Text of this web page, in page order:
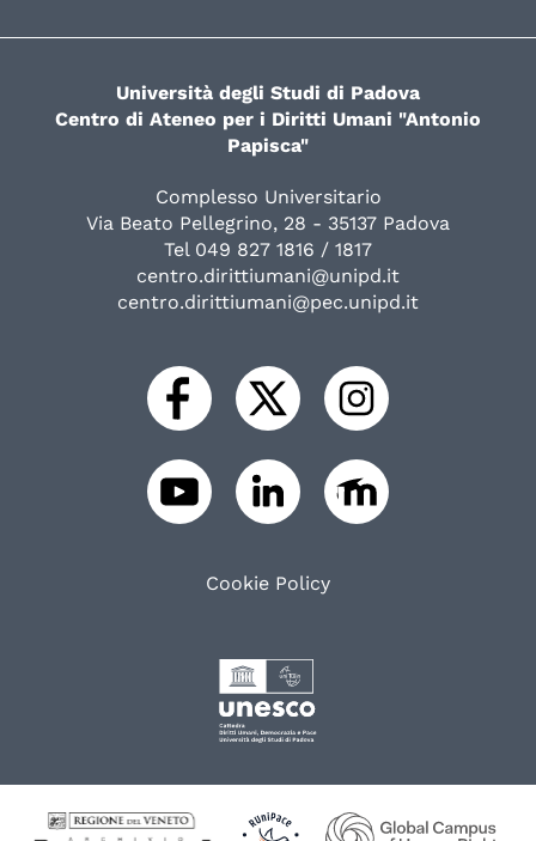
Università degli Studi di Padova
Centro di Ateneo per i Diritti Umani "Antonio
Papisca"
Complesso Universitario
Via Beato Pellegrino, 28 - 35137 Padova
Tel 049 827 1816 / 1817
centro.dirittiumani@unipd.it
centro.dirittiumani@pec.unipd.it
Cookie Policy